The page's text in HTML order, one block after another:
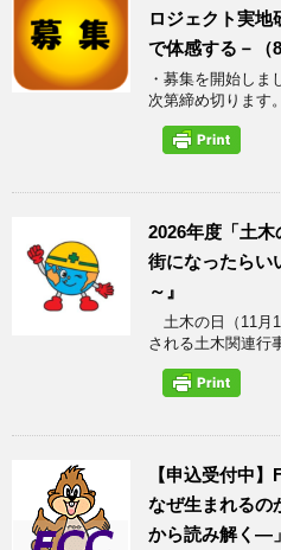
ロジェクト実地
で体感する－（
・募集を開始し
次第締め切ります
2026年度「土
街になったらい
～』
土木の日（11月
される土木関連行
【申込受付中
なぜ生まれる
から読み解く―